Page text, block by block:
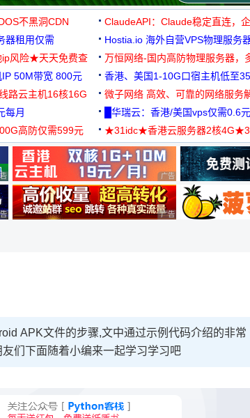
不黑洞CDN ClaudeAPI：Claude稳定直连，
器租用仅需
Hostia.io 海外自营VPS物理服务
风险★天天免费查
万恒网络-国内高防物理服务器，
99元/月起
IP 50M带宽 800元 香港、美国1-10G口宿主机低至
路云主机16核16G
微子网络 高效、可靠的网络服务
每月 █华瑞云：香港/美国vps仅需0.6元
高防仅需599元
★31idc★香港云服务器2核
用◆
商业广告，理性选择 广告 商业广告，理性选择
商业广告，理性选择 广告 商业广告，理性选择
APK文件的步骤,文中通过示例代码介绍的非常
们下面随着小编来一起学习学习吧